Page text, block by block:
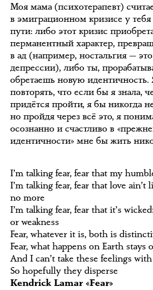
Моя мама (психотерапевт)
в эмиграционном кризисе у тебя
пути: либо этот кризис
перманентный характер,
в ад (например, ностальгия —
депрессии), либо ты,
обретаешь новую идентичность.
повторять, что если бы я знала,
придётся пройти, я бы никогда
но пройдя через всё это, я
осознанно и счастливо в
идентичности» мне бы жить
I’m talking fear, fear that my
I’m talking fear, fear that love ain’t
no more
I’m talking fear, fear that it’s
or weakness
Fear, whatever it is, both is
Fear, what happens on Earth stays
And I can’t take these feelings
So hopefully they disperse
Kendrick Lamar «Fear»